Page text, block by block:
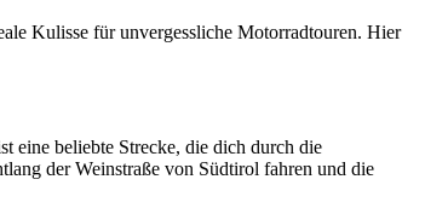
Kulisse für unvergessliche Motorradtouren. Hier
eine beliebte Strecke, die dich durch die
der Weinstraße von Südtirol fahren und die